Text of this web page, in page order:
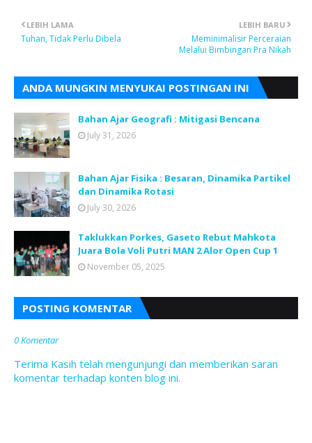
LEBIH BARU
Meminimalisir Perceraian
Melalui Bimbingan Pra Nikah
LEBIH LAMA
Tuhan, Tidak Perlu Dibela
ANDA MUNGKIN MENYUKAI POSTINGAN INI
Bahan Ajar Geografi : Mitigasi Bencana
July 31, 2026
Bahan Ajar Fisika : Besaran, Dinamika Partikel
dan Dinamika Rotasi
July 30, 2026
Taklukkan Porkes, Gaseto Rebut Mahkota
Juara Bola Voli Putri MAN 2 Alor Open Cup 1
November 05, 2025
POSTING KOMENTAR
0 Komentar
Terima Kasih telah mengunjungi dan memberikan saran
komentar terhadap konten blog ini.